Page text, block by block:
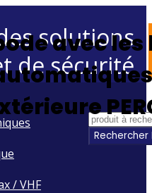
solutions
de sécurité
/ VHF
avec les